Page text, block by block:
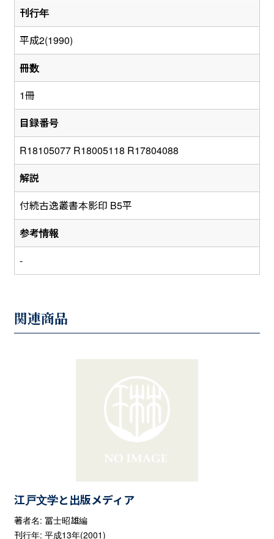
刊行年
平成2(1990)
冊数
1冊
目録番号
R18105077 R18005118 R17804088
解説
付続古逸叢書本影印 B5平
参考情報
-
関連商品
江戸文学と出版メディア
著者名: 冨士昭雄編
刊行年: 平成13年(2001)